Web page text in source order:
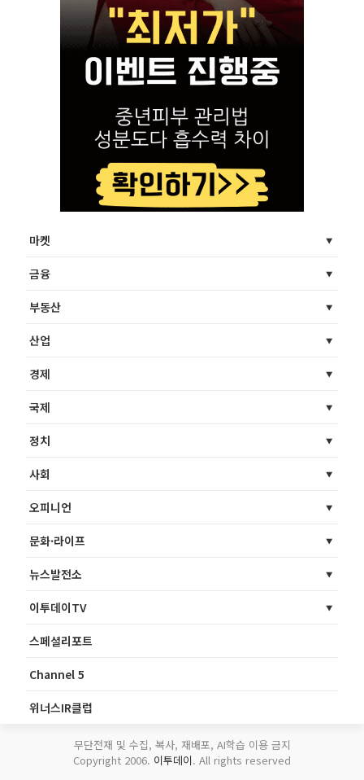
마켓
금융
부동산
산업
경제
국제
정치
사회
오피니언
문화·라이프
뉴스발전소
이투데이TV
스페셜리포트
Channel 5
위너스IR클럽
무단전재 및 수집, 복사, 재배포, AI학습 이용 금지
Copyright 2006. 이투데이. All rights reserved